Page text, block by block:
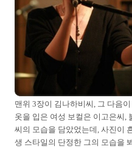
맨위 3장이 김나하비씨, 그 다음
옷을 입은 여성 보컬은 이고은씨,
씨의 모습을 담았었는데, 사진이
생 스타일의 단정한 그의 모습을